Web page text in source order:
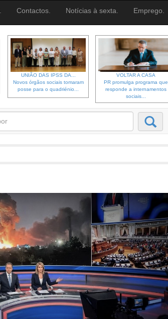
Contactos. Notícias à sexta. Emprego.
UNIÃO DAS IPSS DA...
Novos órgãos sociais tomaram
posse para o quadriénio...
VOLTAR A CASA
PR promulga programa que
responde a internamentos
sociais...